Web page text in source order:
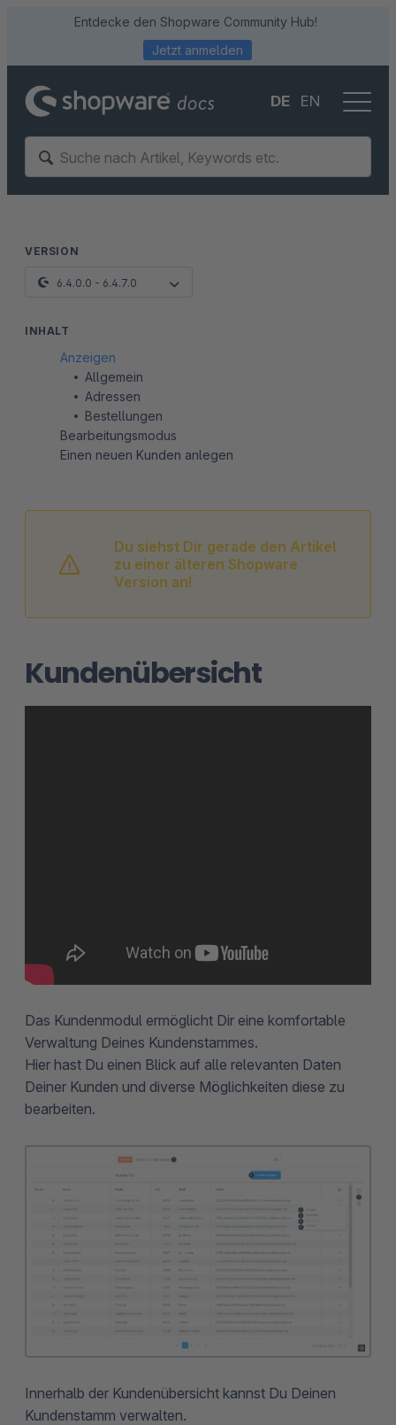
Entdecke den Shopware Community Hub!
Jetzt anmelden
DE EN
Du siehst Dir gerade den Artikel
zu einer älteren Shopware
Version an!
Kundenübersicht
Das Kundenmodul ermöglicht Dir eine komfortable
Verwaltung Deines Kundenstammes.
Hier hast Du einen Blick auf alle relevanten Daten
Deiner Kunden und diverse Möglichkeiten diese zu
bearbeiten.
Innerhalb der Kundenübersicht kannst Du Deinen
Kundenstamm verwalten.
VERSION
6.4.0.0 - 6.4.7.0
INHALT
Anzeigen
Allgemein
Adressen
Bestellungen
Bearbeitungsmodus
Einen neuen Kunden anlegen